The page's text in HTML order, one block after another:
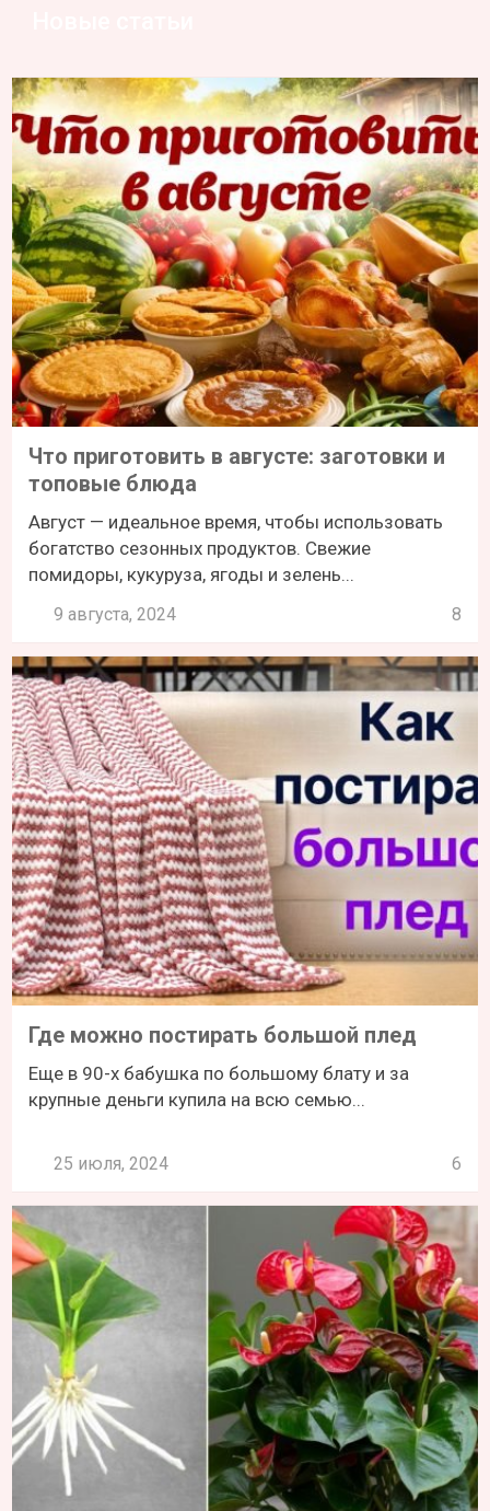
Что приготовить в августе: заготовки и
топовые блюда
Август — идеальное время, чтобы использовать
богатство сезонных продуктов. Свежие
помидоры, кукуруза, ягоды и зелень...
9 августа, 2024 8
Где можно постирать большой плед
Еще в 90-х бабушка по большому блату и за
крупные деньги купила на всю семью...
25 июля, 2024 6